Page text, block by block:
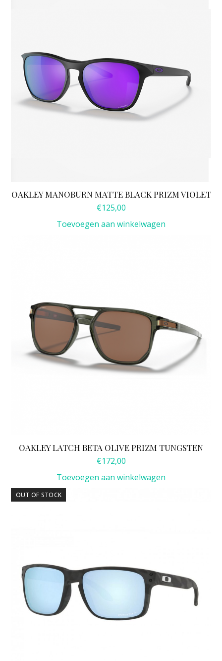
OAKLEY MANOBURN MATTE BLACK PRIZM VIOLET
€125,00
Toevoegen aan winkelwagen
OAKLEY LATCH BETA OLIVE PRIZM TUNGSTEN
€172,00
Toevoegen aan winkelwagen
OUT OF STOCK